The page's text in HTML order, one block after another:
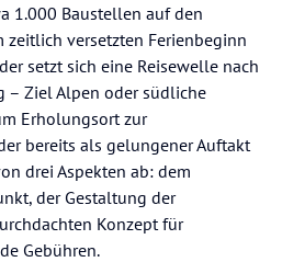
1.000 Baustellen auf den
zeitlich versetzten Ferienbeginn
setzt sich eine Reisewelle nach
– Ziel Alpen oder südliche
Erholungsort zur
bereits als gelungener Auftakt
drei Aspekten ab: dem
der Gestaltung der
Konzept für
Gebühren.